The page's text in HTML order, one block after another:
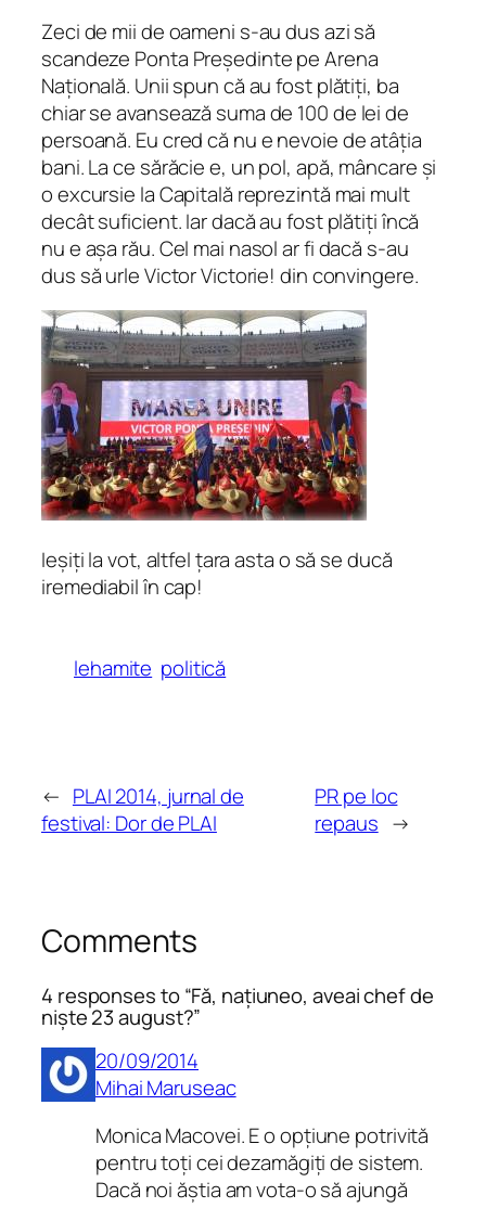
Zeci de mii de oameni s-au dus azi să
scandeze Ponta Președinte pe Arena
Națională. Unii spun că au fost plătiți, ba
chiar se avansează suma de 100 de lei de
persoană. Eu cred că nu e nevoie de atâția
bani. La ce sărăcie e, un pol, apă, mâncare și
o excursie la Capitală reprezintă mai mult
decât suficient. Iar dacă au fost plătiți încă
nu e așa rău. Cel mai nasol ar fi dacă s-au
dus să urle Victor Victorie! din convingere.
Ieșiți la vot, altfel țara asta o să se ducă
iremediabil în cap!
lehamite politică
← PLAI 2014, jurnal de
festival: Dor de PLAI
PR pe loc
repaus →
Comments
4 responses to “Fă, națiuneo, aveai chef de
niște 23 august?”
20/09/2014
Mihai Maruseac
Monica Macovei. E o opțiune potrivită
pentru toți cei dezamăgiți de sistem.
Dacă noi ăștia am vota-o să ajungă